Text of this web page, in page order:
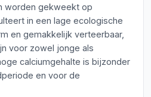
worden gekweekt op
in een lage ecologische
en gemakkelijk verteerbaar,
voor zowel jonge als
calciumgehalte is bijzonder
en voor de